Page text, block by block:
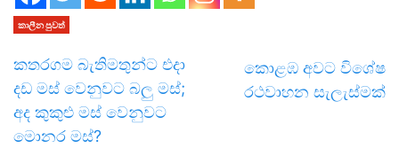
කාලීන පුවත්
කතරගම බැතිමතුන්ට එදා
දඩ මස් වෙනුවට බලු මස්;
අද කුකුළු මස් වෙනුවට
මොනර මස්?
කොළඹ අවට විශේෂ
රථවාහන සැලැස්මක්